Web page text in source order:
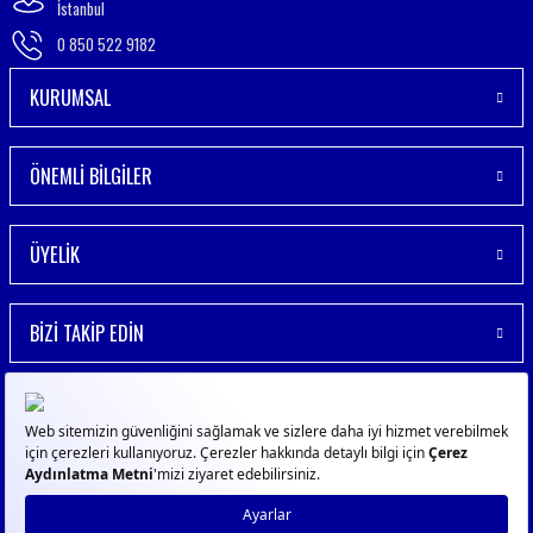
İstanbul
0 850 522 9182
KURUMSAL
ÖNEMLİ BİLGİLER
ÜYELİK
BİZİ TAKİP EDİN